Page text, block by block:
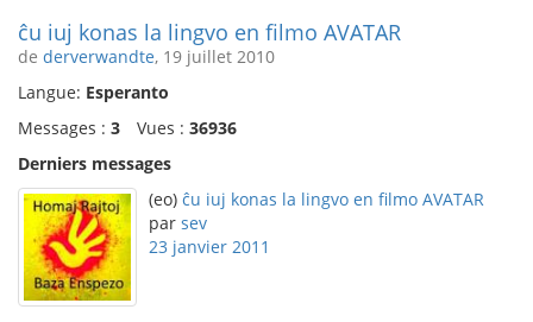
ĉu iuj konas la lingvo en filmo AVATAR
de derverwandte, 19 juillet 2010
Langue: Esperanto
Messages : 3 Vues : 36936
Derniers messages
(eo) ĉu iuj konas la lingvo en filmo AVATAR
par sev
23 janvier 2011